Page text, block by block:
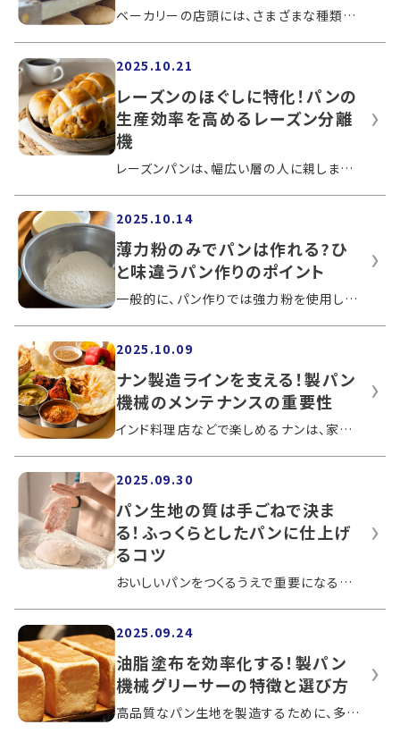
ベーカリーの店頭には、さまざまな種類のパンが並んでおり、その製造方法は店舗により異なります。選ぶ製法は、資金や店舗面積、人材、製造...
2025.10.21
レーズンのほぐしに特化！パンの
生産効率を高めるレーズン分離
機
レーズンパンは、幅広い層の人に親しまれている人気のパンです。レーズンには、カリウムや鉄分が豊富に含まれており、手軽に栄養補給ができ...
2025.10.14
薄力粉のみでパンは作れる?ひ
と味違うパン作りのポイント
一般的に、パン作りでは強力粉を使用しますが、薄力粉でもパンを作れるのでしょうか。パン特有の膨らみやしっとり感を出すポイントを押さえ...
2025.10.09
ナン製造ラインを支える！製パン
機械のメンテナンスの重要性
インド料理店などで楽しめるナンは、家庭で手軽に作ることもできます。一方、製パン工場では製パン機械を活用しますが、製パン機械は定期的...
2025.09.30
パン生地の質は手ごねで決ま
る！ふっくらとしたパンに仕上げ
るコツ
おいしいパンをつくるうえで重要になるのが、土台となるパン生地づくりです。そのなかでも、手ごねの良し悪しによって、パンの仕上がりが決...
2025.09.24
油脂塗布を効率化する！製パン
機械グリーサーの特徴と選び方
高品質なパン生地を製造するために、多くの製パンの現場でさまざまな製パン機械が導入されています。油脂塗布を効率的に行うグリーサーは、...